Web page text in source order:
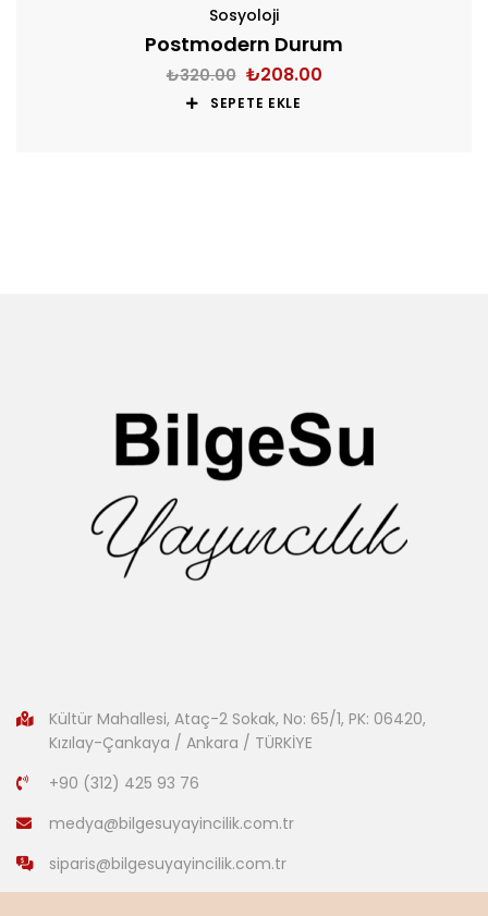
Sosyoloji
Postmodern Durum
₺320.00 ₺208.00
SEPETE EKLE
Kültür Mahallesi, Ataç-2 Sokak, No: 65/1, PK: 06420,
Kızılay-Çankaya / Ankara / TÜRKİYE
+90 (312) 425 93 76
medya@bilgesuyayincilik.com.tr
siparis@bilgesuyayincilik.com.tr